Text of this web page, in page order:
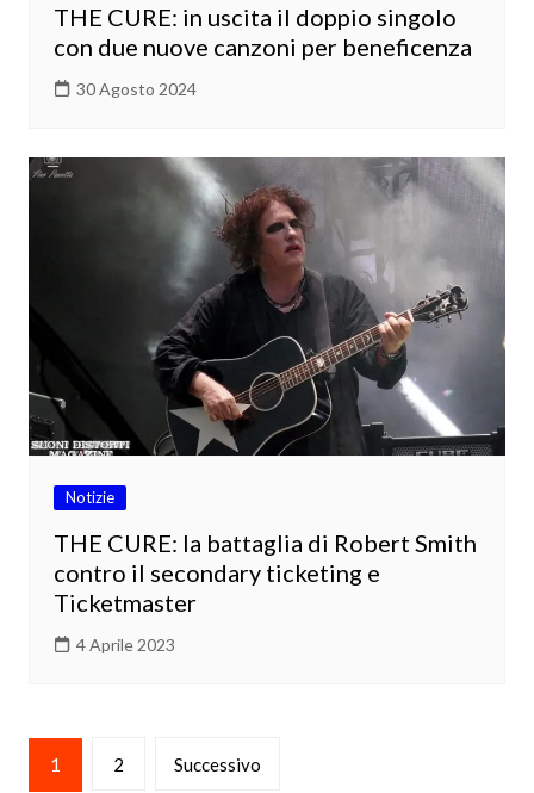
THE CURE: in uscita il doppio singolo
con due nuove canzoni per beneficenza
30 Agosto 2024
Notizie
THE CURE: la battaglia di Robert Smith
contro il secondary ticketing e
Ticketmaster
4 Aprile 2023
Paginazione
1 2 Successivo